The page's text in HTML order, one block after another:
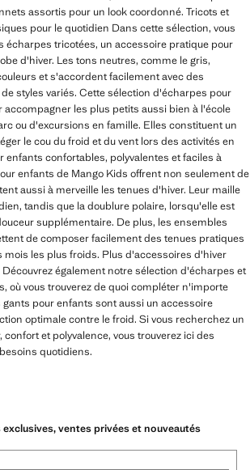
assortis pour un look coordonné. Tricots et
pour le quotidien Dans cette sélection, vous
écharpes tricotées, un accessoire pratique pour
d'hiver. Les tons neutres, comme le gris,
et s'accordent facilement avec des
styles variés. Cette sélection d'écharpes pour
les plus petits aussi bien à l'école
ou d'excursions en famille. Elles constituent un
le cou du froid et du vent lors des activités en
enfants confortables, polyvalentes et faciles à
enfants de Mango Kids offrent non seulement de
aussi à merveille les tenues d'hiver. Leur maille
tandis que la doublure polaire, lorsqu'elle est
supplémentaire. De plus, les ensembles
de composer facilement des tenues pratiques
mois les plus froids. Plus d'accessoires d'hiver
également notre sélection d'écharpes et
où vous trouverez de quoi compléter n'importe
gants pour enfants sont aussi un accessoire
optimale contre le froid. Si vous recherchez un
et polyvalence, vous trouverez ici des
quotidiens.
ventes privées et nouveautés